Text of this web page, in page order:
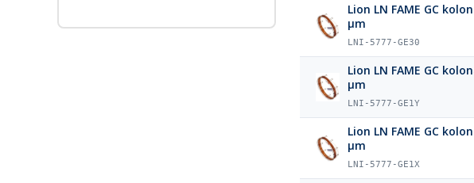
Lion LN FAME GC
µm
LNI-5777-GE30
Lion LN FAME GC
µm
LNI-5777-GE1Y
Lion LN FAME GC
µm
LNI-5777-GE1X